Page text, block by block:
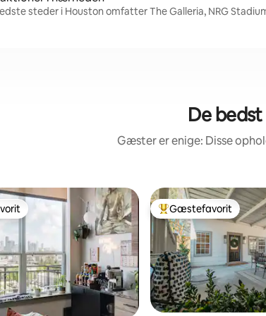
steder i Houston omfatter The Galleria, NRG
De
Gæster er enige: Disse
Bedste gæstefavorit
Gæstefavorit